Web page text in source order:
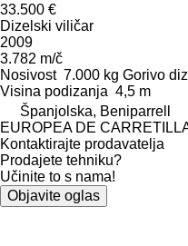
33.500 €
Dizelski viličar
2009
3.782 m/č
Nosivost 7.000 kg Gorivo
Visina podizanja 4,5 m
Španjolska, Beniparrell
EUROPEA DE
Kontaktirajte prodavatelja
Prodajete tehniku?
Učinite to s nama!
Objavite oglas